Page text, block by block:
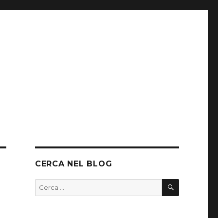
CERCA NEL BLOG
Cerca: CERCA